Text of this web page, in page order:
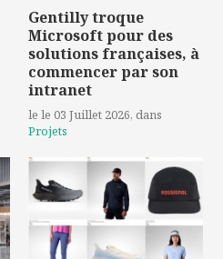
Gentilly troque
Microsoft pour des
solutions françaises, à
commencer par son
intranet
le le 03 Juillet 2026, dans
Projets